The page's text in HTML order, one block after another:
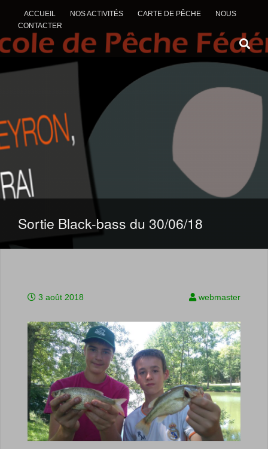
ACCUEIL NOS ACTIVITÉS CARTE DE PÊCHE
NOUS
CONTACTER
ALLER AU CONTENU
Sortie Black-bass du 30/06/18
3 août 2018 webmaster